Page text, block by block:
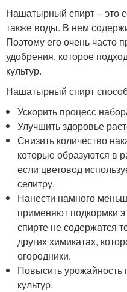
Нашатырный спирт – это
также воды. В нем
Поэтому его очень часто
удобрения, которое
культур.
Нашатырный спирт
Ускорить процесс
Улучшить здоровье
Снизить количество
которые образуются в
если цветовод
селитру.
Нанести намного
применяют подкормки
спирте не содержатся
других химикатах,
огородники.
Повысить
культур.